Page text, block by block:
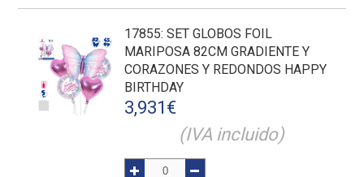
17855: SET GLOBOS FOIL
MARIPOSA 82CM GRADIENTE Y
CORAZONES Y REDONDOS HAPPY
BIRTHDAY
3,931 €
(IVA incluido)